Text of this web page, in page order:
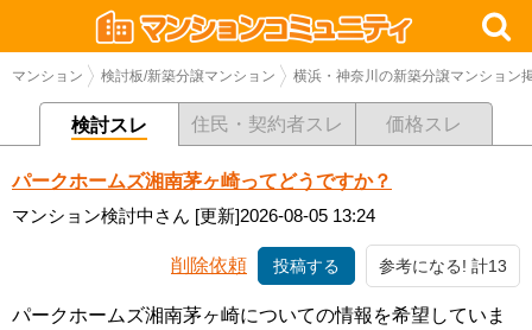
マンション 検討板/新築分譲マンション 横浜・神奈川の新築分譲マンション
検討スレ 住民・契約者スレ 価格スレ
パークホームズ湘南茅ヶ崎ってどうですか？
マンション検討中さん [更新]2026-08-05 13:24
削除依頼 投稿する 参考になる! 計13
パークホームズ湘南茅ヶ崎についての情報を希望していま